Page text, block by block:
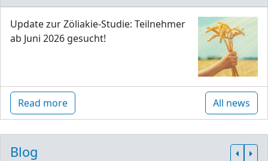
Update zur Zöliakie-Studie: Teilnehmer
ab Juni 2026 gesucht!
Read more All news
Blog